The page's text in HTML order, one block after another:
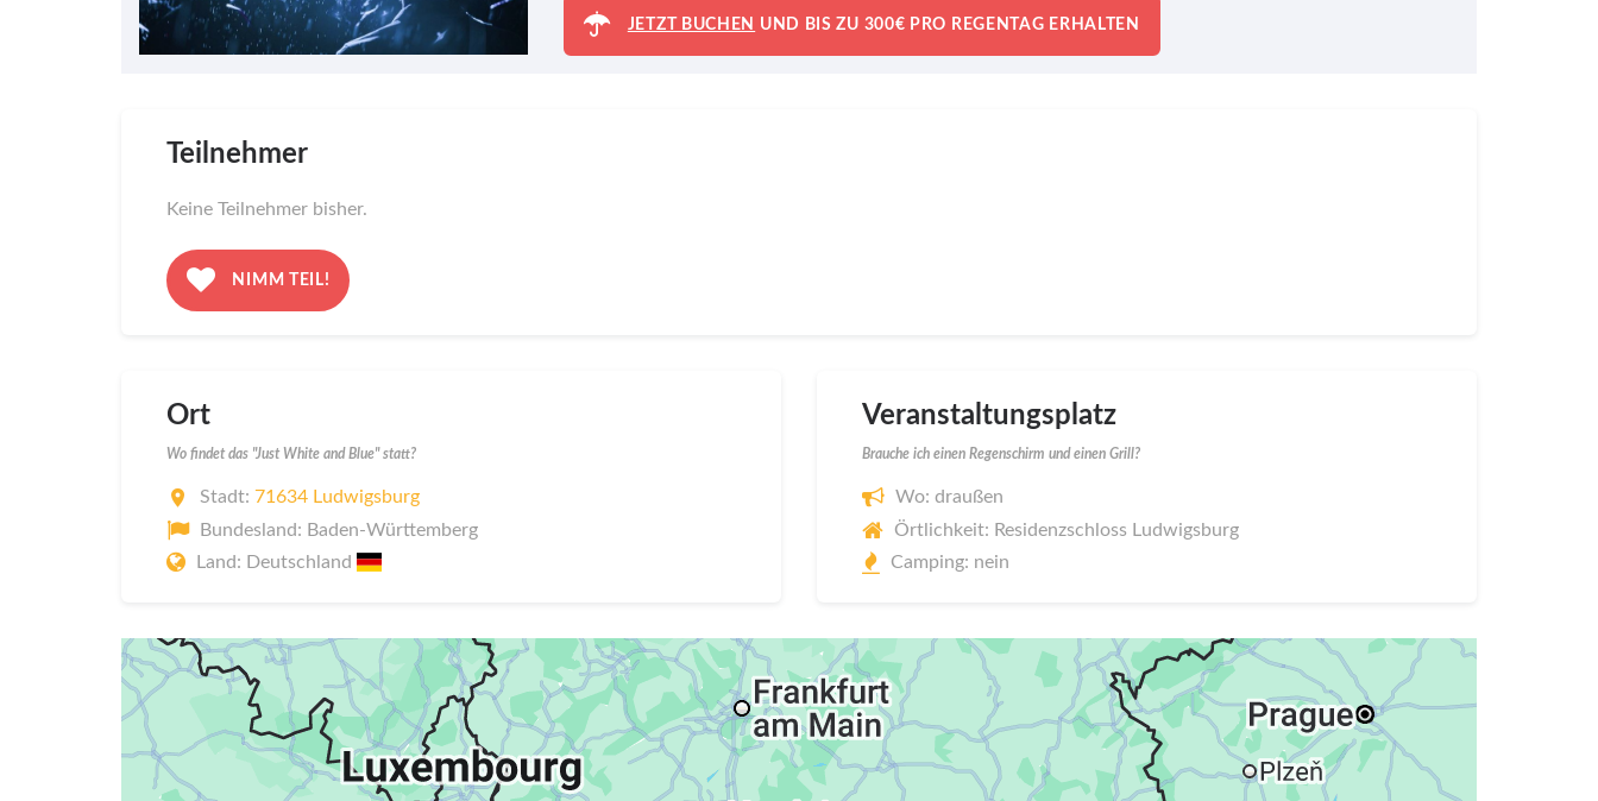
JETZT BUCHEN UND BIS ZU 300€ PRO REGENTAG ERHALTEN
Teilnehmer
Keine Teilnehmer bisher.
NIMM TEIL!
Ort
Wo findet das "Just White and Blue" statt?
Stadt: 71634 Ludwigsburg
Bundesland: Baden-Württemberg
Land: Deutschland
Veranstaltungsplatz
Brauche ich einen Regenschirm und einen Grill?
Wo: draußen
Örtlichkeit: Residenzschloss Ludwigsburg
Camping: nein